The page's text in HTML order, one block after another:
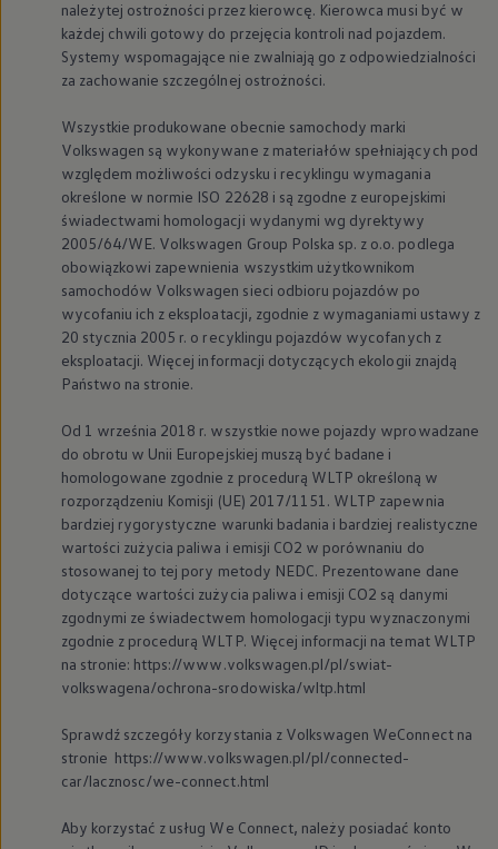
należytej ostrożności przez kierowcę. Kierowca musi być w
każdej chwili gotowy do przejęcia kontroli nad pojazdem.
Systemy wspomagające nie zwalniają go z odpowiedzialności
za zachowanie szczególnej ostrożności.
Wszystkie produkowane obecnie samochody marki
Volkswagen są wykonywane z materiałów spełniających pod
względem możliwości odzysku i recyklingu wymagania
określone w normie ISO 22628 i są zgodne z europejskimi
świadectwami homologacji wydanymi wg dyrektywy
2005/64/WE. Volkswagen Group Polska sp. z o.o. podlega
obowiązkowi zapewnienia wszystkim użytkownikom
samochodów Volkswagen sieci odbioru pojazdów po
wycofaniu ich z eksploatacji, zgodnie z wymaganiami ustawy z
20 stycznia 2005 r. o recyklingu pojazdów wycofanych z
eksploatacji. Więcej informacji dotyczących ekologii znajdą
Państwo na stronie.
Od 1 września 2018 r. wszystkie nowe pojazdy wprowadzane
do obrotu w Unii Europejskiej muszą być badane i
homologowane zgodnie z procedurą WLTP określoną w
rozporządzeniu Komisji (UE) 2017/1151. WLTP zapewnia
bardziej rygorystyczne warunki badania i bardziej realistyczne
wartości zużycia paliwa i emisji CO2 w porównaniu do
stosowanej to tej pory metody NEDC. Prezentowane dane
dotyczące wartości zużycia paliwa i emisji CO2 są danymi
zgodnymi ze świadectwem homologacji typu wyznaczonymi
zgodnie z procedurą WLTP. Więcej informacji na temat WLTP
na stronie: https://www.volkswagen.pl/pl/swiat-
volkswagena/ochrona-srodowiska/wltp.html
Sprawdź szczegóły korzystania z Volkswagen WeConnect na
stronie https://www.volkswagen.pl/pl/connected-
car/lacznosc/we-connect.html
Aby korzystać z usług We Connect, należy posiadać konto